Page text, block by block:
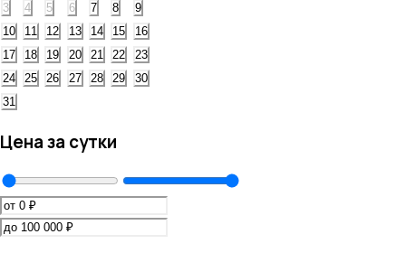
3
4 5 6 7 8
9
10
11 12 13 14 15
16
17
18 19 20 21 22
23
24
25 26 27 28 29
30
31
Цена за сутки